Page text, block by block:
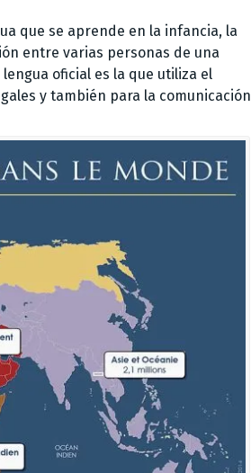
que se aprende en la infancia, la
entre varias personas de una
oficial es la que utiliza el
y también para la comunicación